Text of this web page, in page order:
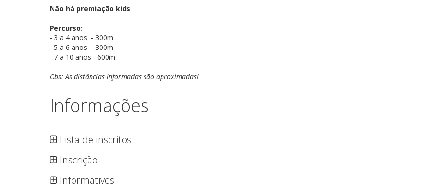
Não há premiação kids
Percurso:
- 3 a 4 anos - 300m
- 5 a 6 anos - 300m
- 7 a 10 anos - 600m
Obs: As distâncias informadas são aproximadas!
Informações
Lista de inscritos
Inscrição
Informativos